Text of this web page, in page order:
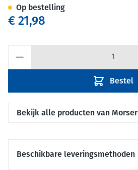
€ 21,98
Bestel
Op bestelling
Bekijk alle producten van Morser
Beschikbare leveringsmethoden